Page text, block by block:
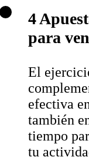
4
para
El
efectiva
también
tiempo
tu